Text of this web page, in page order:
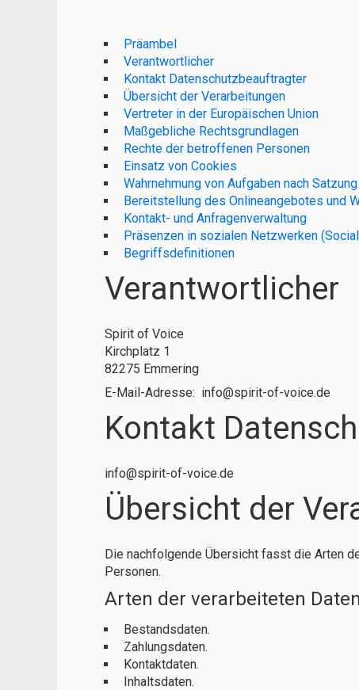
Präambel
Verantwortlicher
Kontakt Datenschutzbeauftragter
Übersicht der Verarbeitungen
Vertreter in der Europäischen Union
Maßgebliche Rechtsgrundlagen
Rechte der betroffenen Personen
Einsatz von Cookies
Wahrnehmung von Aufgaben nach
Bereitstellung des Onlineangebotes und
Kontakt- und Anfragenverwaltung
Präsenzen in sozialen Netzwerken
Begriffsdefinitionen
Verantwortlicher
Spirit of Voice
Kirchplatz 1
82275 Emmering
E-Mail-Adresse: info@spirit-of-voice.de
Kontakt
info@spirit-of-voice.de
Übersicht der
Die nachfolgende Übersicht fasst die Arten
Personen.
Arten der verarbeiteten Daten
Bestandsdaten.
Zahlungsdaten.
Kontaktdaten.
Inhaltsdaten.